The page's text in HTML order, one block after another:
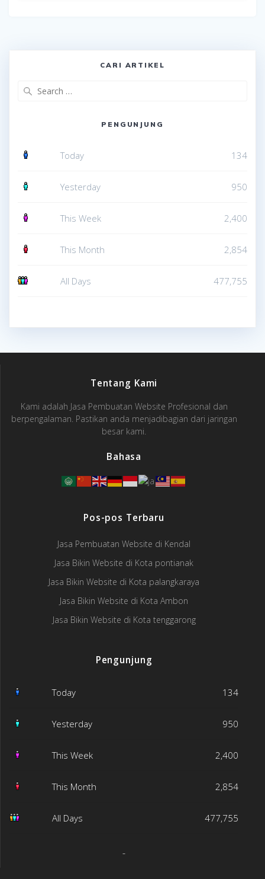
CARI ARTIKEL
PENGUNJUNG
Today 134
Yesterday 950
This Week 2,400
This Month 2,854
All Days 477,755
Tentang Kami
Kami adalah Jasa Pembuatan Website Profesional dan
berpengalaman. Pastikan anda menjadibagian dari jaringan
besar kami.
Bahasa
Pos-pos Terbaru
Jasa Pembuatan Website di Kendal
Jasa Bikin Website di Kota pontianak
Jasa Bikin Website di Kota palangkaraya
Jasa Bikin Website di Kota Ambon
Jasa Bikin Website di Kota tenggarong
Pengunjung
Today 134
Yesterday 950
This Week 2,400
This Month 2,854
All Days 477,755